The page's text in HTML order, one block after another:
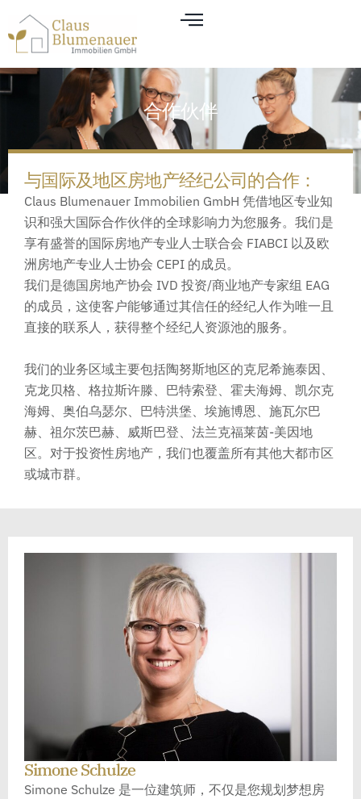
合作伙伴
与国际及地区房地产经纪公司的合作：
Claus Blumenauer Immobilien GmbH 凭借地区专业知
识和强大国际合作伙伴的全球影响力为您服务。我们是
享有盛誉的国际房地产专业人士联合会 FIABCI 以及欧
洲房地产专业人士协会 CEPI 的成员。
我们是德国房地产协会 IVD 投资/商业地产专家组 EAG
的成员，这使客户能够通过其信任的经纪人作为唯一且
直接的联系人，获得整个经纪人资源池的服务。
我们的业务区域主要包括陶努斯地区的克尼希施泰因、
克龙贝格、格拉斯许滕、巴特索登、霍夫海姆、凯尔克
海姆、奥伯乌瑟尔、巴特洪堡、埃施博恩、施瓦尔巴
赫、祖尔茨巴赫、威斯巴登、法兰克福莱茵-美因地
区。对于投资性房地产，我们也覆盖所有其他大都市区
或城市群。
Simone Schulze
Simone Schulze 是一位建筑师，不仅是您规划梦想房